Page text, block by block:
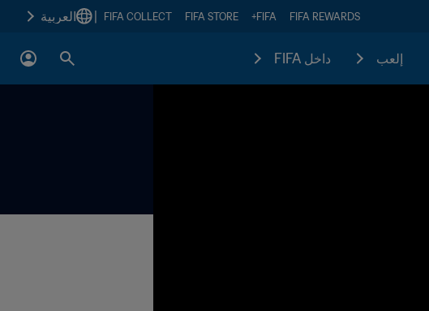
FIFA REWARDS
FIFA+
FIFA STORE
FIFA COLLECT العربية
إلعب داخل FIFA